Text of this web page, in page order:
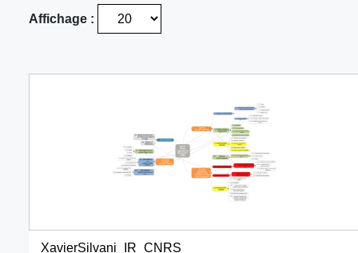
Affichage :
XavierSilvani_IR_CNRS